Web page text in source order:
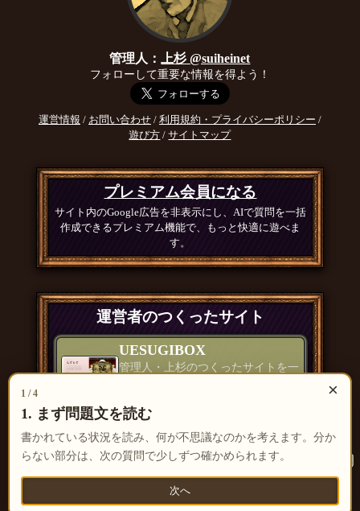
×
1 / 4
1. まず問題文を読む
書かれている状況を読み、何が不思議なのかを考えます。分か
らない部分は、次の質問で少しずつ確かめられます。
次へ
管理人：上杉 @suiheinet
フォローして重要な情報を得よう！
運営情報 / お問い合わせ/ 利用規約・プライバシーポリシー /
遊び方 /サイトマップ
プレミアム会員になる
サイト内のGoogle広告を非表示にし、AIで質問を一括
作成できるプレミアム機能で、もっと快適に遊べま
す。
運営者のつくったサイト
UESUGIBOX
管理人・上杉のつくったサイトを一
つくったもの一覧 ＞